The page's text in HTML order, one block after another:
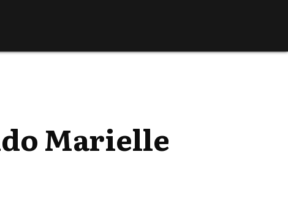
Marielle